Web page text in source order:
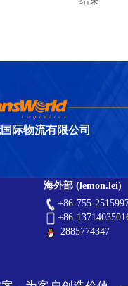
际物流有限公司
海外部 (lemon.lei)
+86-755-
+86-
2885774347